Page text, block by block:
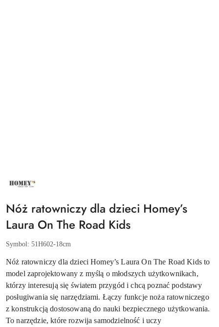
NAZWA
PRODUCENTA:
Nóż ratowniczy dla dzieci Homey’s
Laura On The Road Kids
Symbol: 51H602-18cm
Nóż ratowniczy dla dzieci Homey’s Laura On The Road Kids to
model zaprojektowany z myślą o młodszych użytkownikach,
którzy interesują się światem przygód i chcą poznać podstawy
posługiwania się narzędziami. Łączy funkcje noża ratowniczego
z konstrukcją dostosowaną do nauki bezpiecznego użytkowania.
To narzędzie, które rozwija samodzielność i uczy